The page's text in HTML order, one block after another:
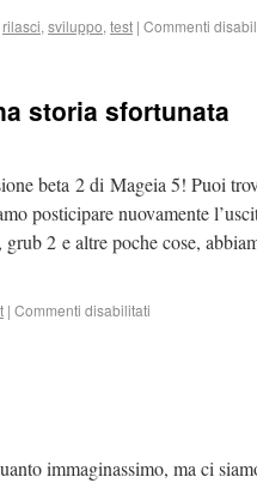
rilasci, sviluppo, test | Commenti
storia sfortunata
beta 2 di Mageia 5! Puoi
posticipare nuovamente
2 e altre poche cose,
| Commenti disabilitati
immaginassimo, ma ci